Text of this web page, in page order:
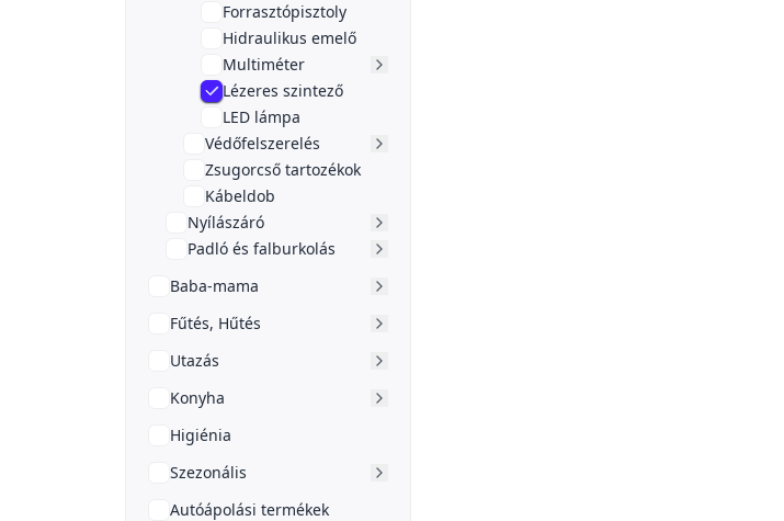
Forrasztópisztoly
Hidraulikus emelő
Multiméter
Lézeres szintező
LED lámpa
Védőfelszerelés
Zsugorcső tartozékok
Kábeldob
Nyílászáró
Padló és falburkolás
Baba-mama
Fűtés, Hűtés
Utazás
Konyha
Higiénia
Szezonális
Autóápolási termékek